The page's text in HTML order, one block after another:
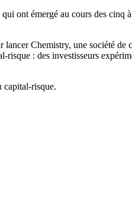
ont émergé au cours des cinq
Chemistry, une société de
: des investisseurs
capital-risque.